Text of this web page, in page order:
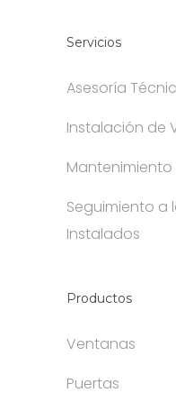
Servicios
Asesoría
Instalación de
Mantenimiento
Seguimiento a
Instalados
Productos
Ventanas
Puertas